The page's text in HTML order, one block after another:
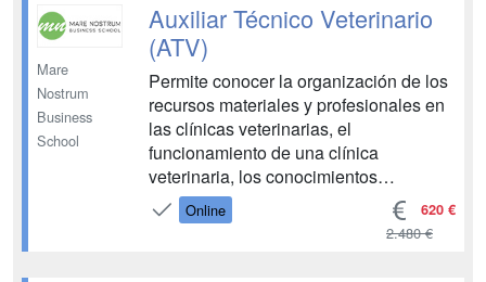
animales sanos y e...
Mare
Nostrum
Business
School
Auxiliar Técnico Veterinario
(ATV)
Permite conocer la organización de los
recursos materiales y profesionales en
las clínicas veterinarias, el
funcionamiento de una clínica
veterinaria, los conocimientos
veterinarios para el ayudante técnico
veterinario, el cuidado de animales
Online 620 €
2.480 €